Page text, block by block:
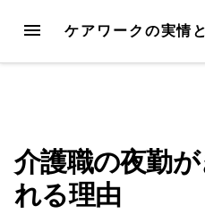
content
MENU ケアワークの実情
介護職の夜勤
れる理由